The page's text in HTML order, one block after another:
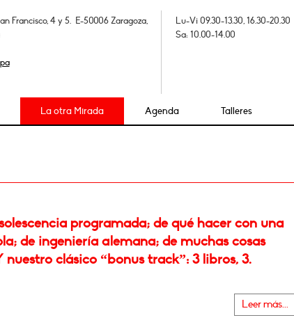
Francisco, 4 y 5. E-50006 Zaragoza,
Lu-Vi 09.30-13.30, 16.30-20.30
Sa: 10.00-14.00
La otra Mirada Agenda Talleres
programada; de qué hacer con una
de ingeniería alemana; de muchas cosas
nuestro clásico “bonus track”: 3 libros, 3.
Leer más...